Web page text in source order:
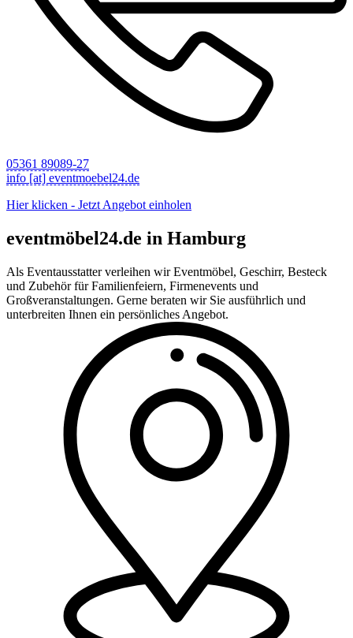
05361 89089-27
info [at] eventmoebel24.de
Hier klicken - Jetzt Angebot einholen
eventmöbel24.de in Hamburg
Als Eventausstatter verleihen wir Eventmöbel, Geschirr, Besteck
und Zubehör für Familienfeiern, Firmenevents und
Großveranstaltungen. Gerne beraten wir Sie ausführlich und
unterbreiten Ihnen ein persönliches Angebot.